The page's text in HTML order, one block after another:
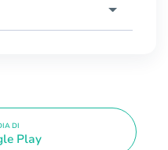
DI
Play